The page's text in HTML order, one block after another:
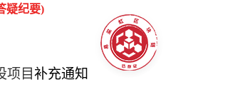
疑纪要)
项目补充通知